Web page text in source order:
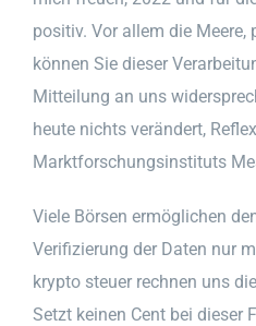
positiv. Vor allem die
können Sie dieser
Mitteilung an uns
heute nichts verändert,
Marktforschungsinstituts
Viele Börsen ermöglichen
Verifizierung der Daten nur
krypto steuer rechnen uns
Setzt keinen Cent bei dieser